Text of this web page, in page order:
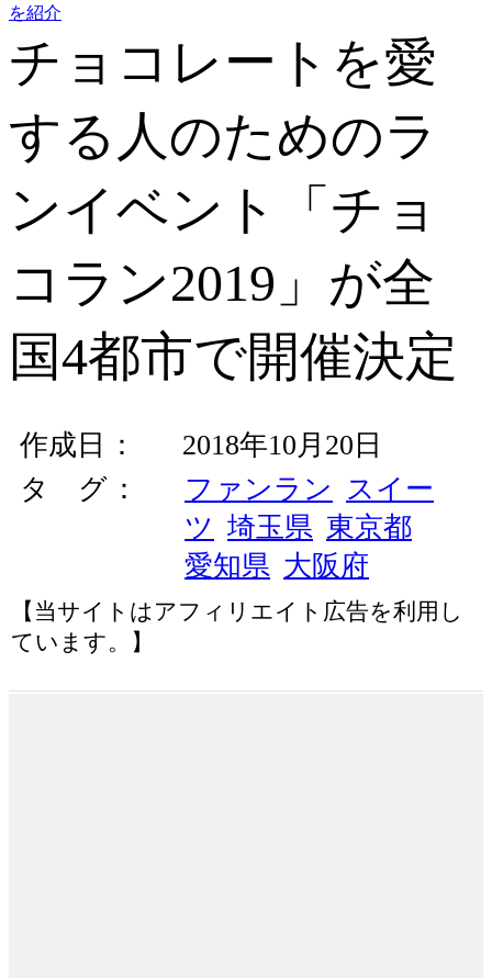
を紹介
チョコレートを愛
する人のためのラ
ンイベント「チョ
コラン2019」が全
国4都市で開催決定
作成日
2018年10月20日
タ グ
ファンラン スイー
ツ 埼玉県 東京都
愛知県 大阪府
【当サイトはアフィリエイト広告を利用し
ています。】